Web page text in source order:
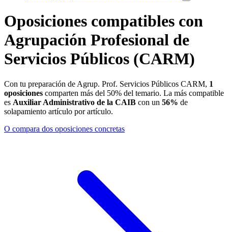
Oposiciones compatibles con
Agrupación Profesional de
Servicios Públicos (CARM)
Con tu preparación de Agrup. Prof. Servicios Públicos CARM, 1
oposiciones comparten más del 50% del temario. La más compatible
es Auxiliar Administrativo de la CAIB con un 56% de
solapamiento artículo por artículo.
O compara dos oposiciones concretas